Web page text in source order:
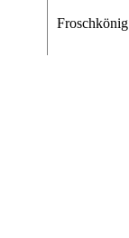
Froschkönig